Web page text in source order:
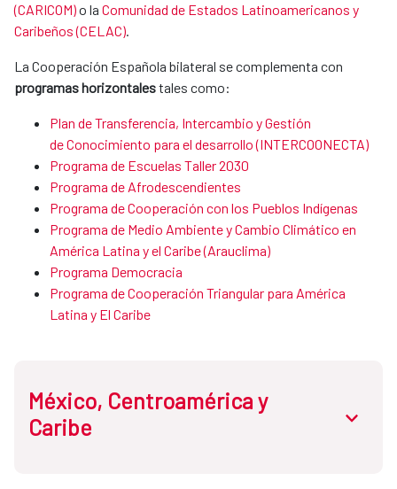
(CARICOM)o la Comunidad de Estados Latinoamericanos y
Caribeños (CELAC).
La Cooperación Española bilateral se complementa con
programas horizontalestales como:
Plan de Transferencia, Intercambio y Gestión
de Conocimie​nto para el desarrollo (INTERCOONECTA)
Programa de Escuelas Taller 2030
Programa de Afrodescendientes ​​​​​​​
Programa de Cooperación con los Pueblos Indígenas
Programa de ​​​Medio Ambiente y Cambio Climático en
América Latina y el Caribe (Arauclima)
Programa Democracia
Programa de Cooperación Triangular para América
Latina y El Caribe
México, Centroamérica y
Caribe